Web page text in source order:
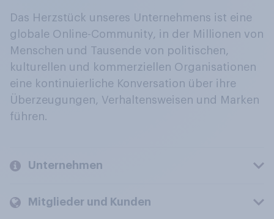
Das Herzstück unseres Unternehmens ist eine
globale Online-Community, in der Millionen von
Menschen und Tausende von politischen,
kulturellen und kommerziellen Organisationen
eine kontinuierliche Konversation über ihre
Überzeugungen, Verhaltensweisen und Marken
führen.
Unternehmen
Mitglieder und Kunden